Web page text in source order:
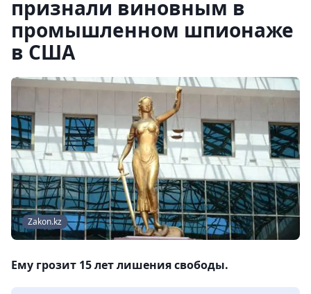
признали виновным в
промышленном шпионаже
в США
Zakon.kz
Ему грозит 15 лет лишения свободы.